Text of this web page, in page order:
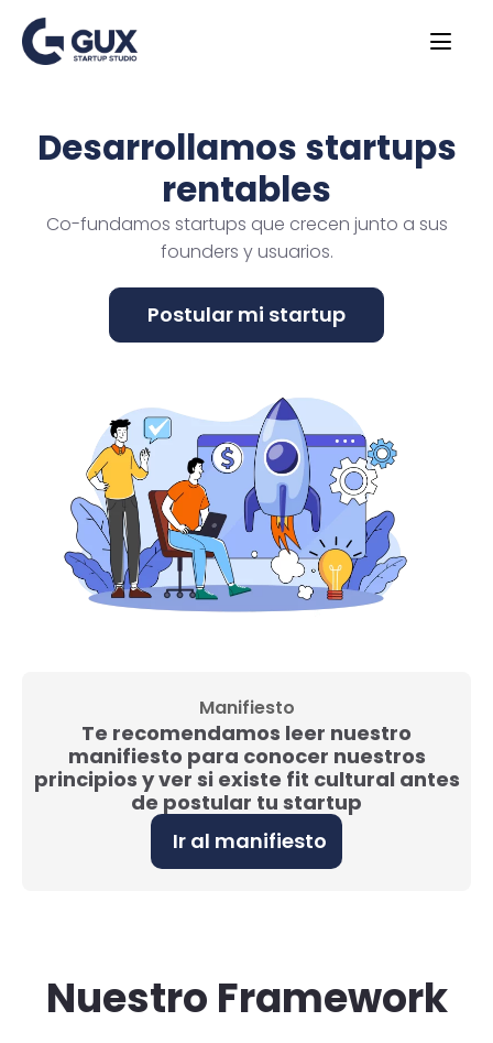
Desarrollamos startups
rentables
Co-fundamos startups que crecen junto a sus
founders y usuarios.
Manifiesto
Te recomendamos leer nuestro
manifiesto para conocer nuestros
principios y ver si existe fit cultural antes
de postular tu startup
Ir al manifiesto
Nuestro Framework